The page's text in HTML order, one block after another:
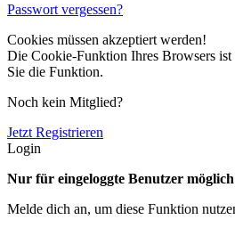
Passwort vergessen?
Cookies müssen akzeptiert werden!
Die Cookie-Funktion Ihres Browsers
Sie die Funktion.
Noch kein Mitglied?
Jetzt Registrieren
Login
Nur für eingeloggte Benutzer möglich
Melde dich an, um diese Funktion